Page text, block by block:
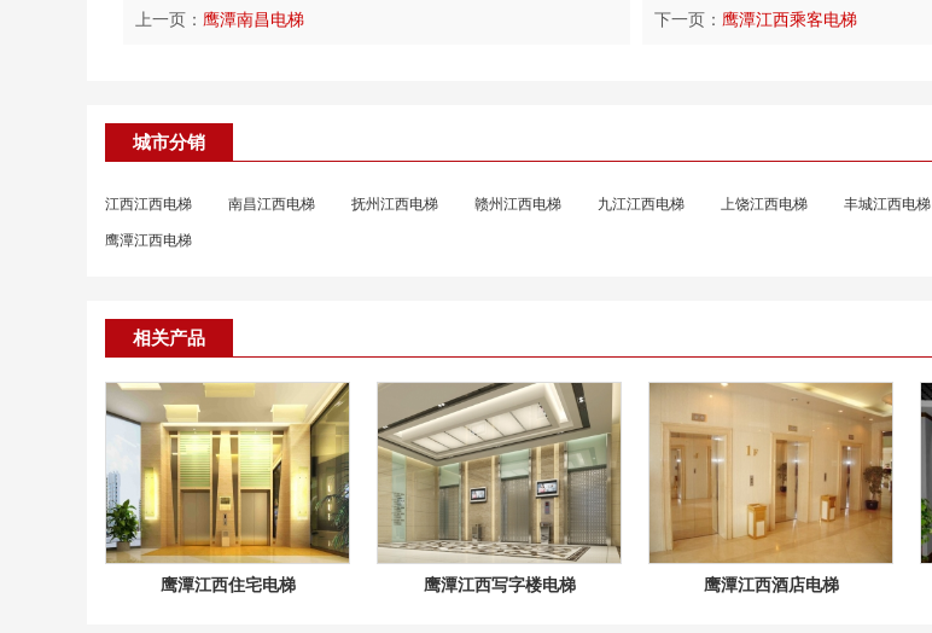
上一页： 鹰潭南昌电梯 下一页： 鹰潭江西乘客电梯
城市分销
江西江西电梯 南昌江西电梯 抚州江西电梯 赣州江西电梯 九江江西电梯 上饶江西电梯 丰城江西电梯
鹰潭江西电梯
相关产品
鹰潭江西住宅电梯 鹰潭江西写字楼电梯 鹰潭江西酒店电梯